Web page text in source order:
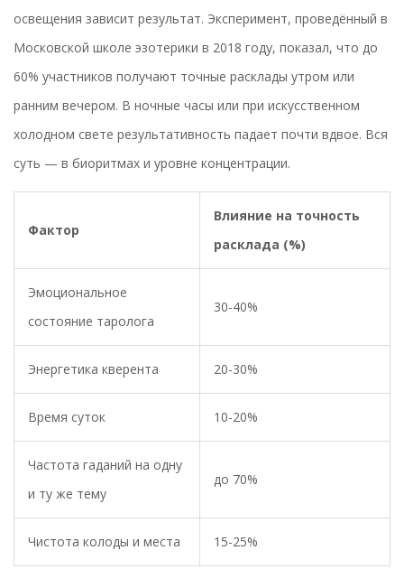
освещения зависит результат. Эксперимент, проведённый в
Московской школе эзотерики в 2018 году, показал, что до
60% участников получают точные расклады утром или
ранним вечером. В ночные часы или при искусственном
холодном свете результативность падает почти вдвое. Вся
суть — в биоритмах и уровне концентрации.
Фактор
Влияние на точность
расклада (%)
Эмоциональное
состояние таролога
30-40%
Энергетика кверента 20-30%
Время суток 10-20%
Частота гаданий на одну
и ту же тему
до 70%
Чистота колоды и места 15-25%